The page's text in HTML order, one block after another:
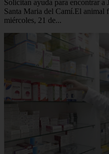
Solicitan ayuda para encontrar
Santa Maria del Camí.El animal
miércoles, 21 de...